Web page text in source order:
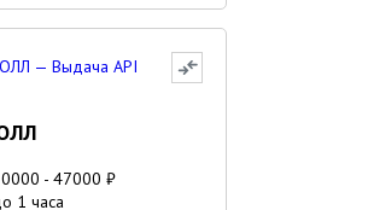
- 47000 ₽
1 часа